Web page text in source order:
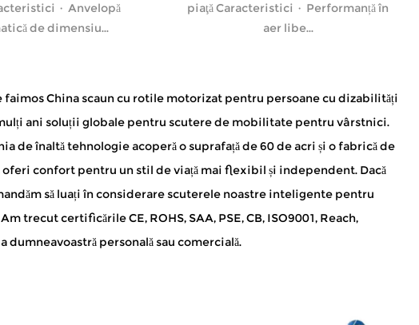
· Anvelopă
de dimensiu...
piaţă Caracteristici · Performanță în
aer libe...
faimosChina scaun cu rotile motorizat pentru persoane cu dizabilități
ani soluții globale pentru scutere de mobilitate pentru vârstnici.
de înaltă tehnologie acoperă o suprafață de 60 de acri și o fabrică de
confort pentru un stil de viață mai flexibil și independent. Dacă
să luați în considerare scuterele noastre inteligente pentru
Am trecut certificările CE, ROHS, SAA, PSE, CB, ISO9001, Reach,
personală sau comercială.